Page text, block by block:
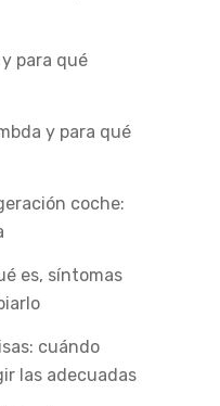
y para qué
y para qué
coche:
es, síntomas
cuándo
las adecuadas